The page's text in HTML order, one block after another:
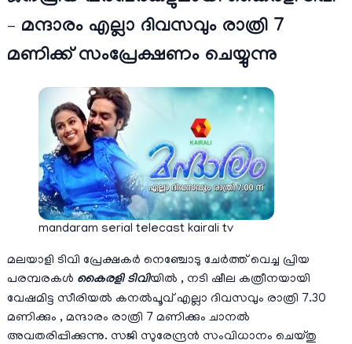
– മന്ദാരം എല്ലാ ദിവസവും രാത്രി 7
മണിക്ക് സംപ്രേക്ഷണം ചെയ്യുന്നു
mandaram serial telecast kairali tv
മലയാളി ടിവി പ്രേക്ഷകര്‍ നെഞ്ചോടു ചേര്‍ത്ത് വെച്ച പ്രിയ
പരമ്പരകള്‍ കൈരളി ടിവിയില്‍ , നടി ഷീല കത്രീനയായി
വേഷമിട്ട സീരിയല്‍ കനല്‍പൂവ് എല്ലാ ദിവസവും രാത്രി 7.30
മണിക്കും , മന്ദാരം രാത്രി 7 മണിക്കും ചാനല്‍
അവതരിപ്പിക്കുന്നു. സജി സുരേന്ദ്രന്‍ സംവിധാനം ചെയ്തു